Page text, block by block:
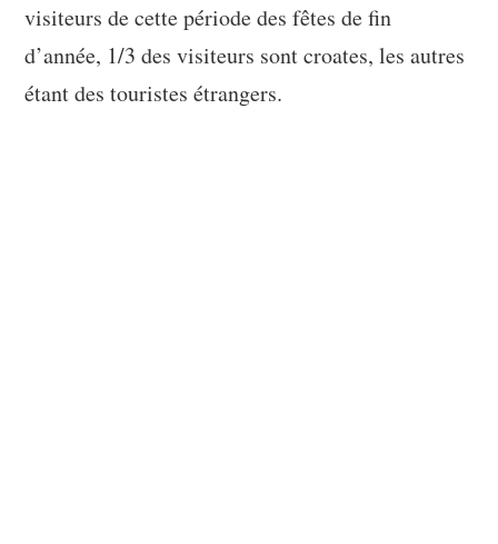
visiteurs de cette période des fêtes de fin
d’année, 1/3 des visiteurs sont croates, les autres
étant des touristes étrangers.